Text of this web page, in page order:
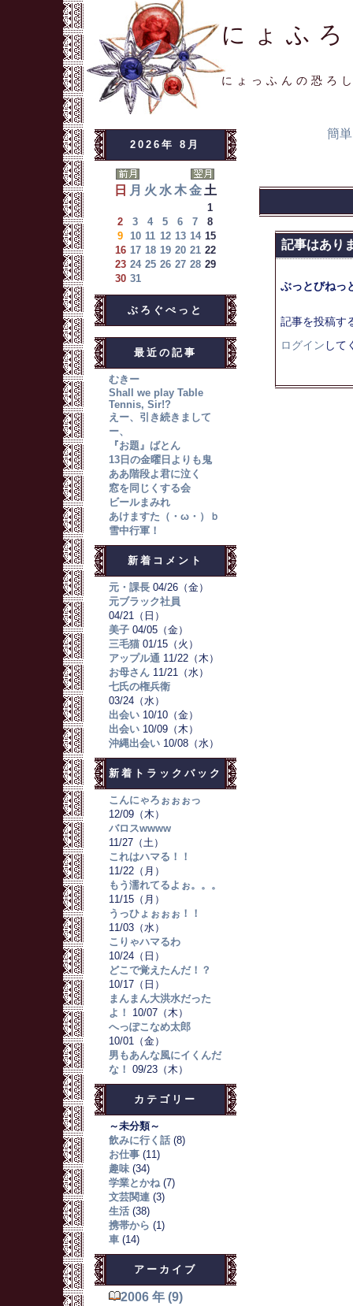
にょふ
にょっふんの恐ろ
2026年 8月
日 月 火 水 木 金 土
1
2
3 4 5 6 7
8
9 10 11 12 13 14 15
16 17 18 19 20 21 22
23 24 25 26 27 28 29
30 31
ぶろぐぺっと
最近の記事
むきー
Shall we play Table
Tennis, Sir!?
えー、引き続きまして
ー、
『お題』ばとん
13日の金曜日よりも鬼
ああ階段よ君に泣く
窓を同じくする会
ビールまみれ
あけますた（・ω・）ｂ
雪中行軍！
新着コメント
元・課長04/26（金）
元ブラック社員
04/21（日）
美子04/05（金）
三毛猫01/15（火）
アップル通11/22（木）
お母さん11/21（水）
七氏の権兵衛
03/24（水）
出会い10/10（金）
出会い10/09（木）
沖縄出会い10/08（水）
新着トラックバック
こんにゃろぉぉぉっ
12/09（木）
バロスwwww
11/27（土）
これはハマる！！
11/22（月）
もう濡れてるよぉ。。。
11/15（月）
うっひょぉぉぉ！！
11/03（水）
こりゃハマるわ
10/24（日）
どこで覚えたんだ！？
10/17（日）
まんまん大洪水だった
よ！
10/07（木）
へっぽこなめ太郎
10/01（金）
男もあんな風にイくんだ
な！ 09/23（木）
カテゴリー
～未分類～
飲みに行く話 (8)
お仕事 (11)
趣味 (34)
学業とかね (7)
文芸関連 (3)
生活 (38)
携帯から (1)
車 (14)
アーカイブ
2006 年 (9)
簡
記事はあり
ぶっとびねっ
記事を投稿す
ログイン して